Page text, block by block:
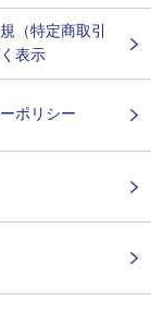
（特定商取引
表示
ポリシー